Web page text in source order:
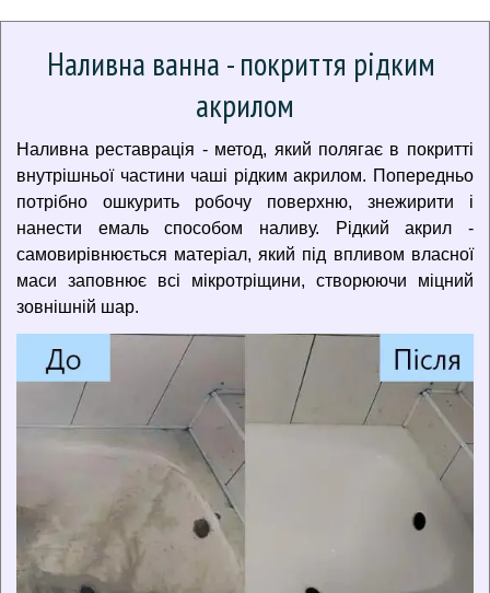
Наливна ванна - покриття рідким
акрилом
Наливна реставрація - метод, який полягає в покритті
внутрішньої частини чаші рідким акрилом. Попередньо
потрібно ошкурить робочу поверхню, знежирити і
нанести емаль способом наливу. Рідкий акрил -
самовирівнюється матеріал, який під впливом власної
маси заповнює всі мікротріщини, створюючи міцний
зовнішній шар.